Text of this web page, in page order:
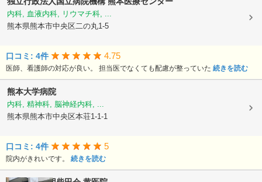
内科, 血液内科, リウマチ科, ...
熊本県熊本市中央区二の丸1-5
口コミ: 4件 4.75
医師、看護師の対応が良い。 担当医でなくても配慮が整っていた 続きを読む
熊本大学病院
内科, 精神科, 脳神経内科, ...
熊本県熊本市中央区本荘1-1-1
口コミ: 4件 5
院内がきれいです。 続きを読む